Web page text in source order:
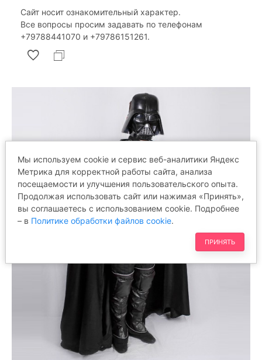
Сайт носит ознакомительный характер.
Все вопросы просим задавать по телефонам
‎+79788441070 и ‎+79786151261.
Мы используем cookie и сервис веб-аналитики Яндекс
Метрика для корректной работы сайта, анализа
посещаемости и улучшения пользовательского опыта.
Продолжая использовать сайт или нажимая «Принять»,
вы соглашаетесь с использованием cookie. Подробнее
– в Политике обработки файлов cookie.
ПРИНЯТЬ